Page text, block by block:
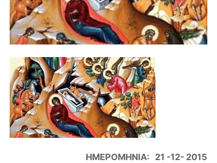
ΗΜΕΡΟΜΗΝΙΑ: 21 -12- 2015